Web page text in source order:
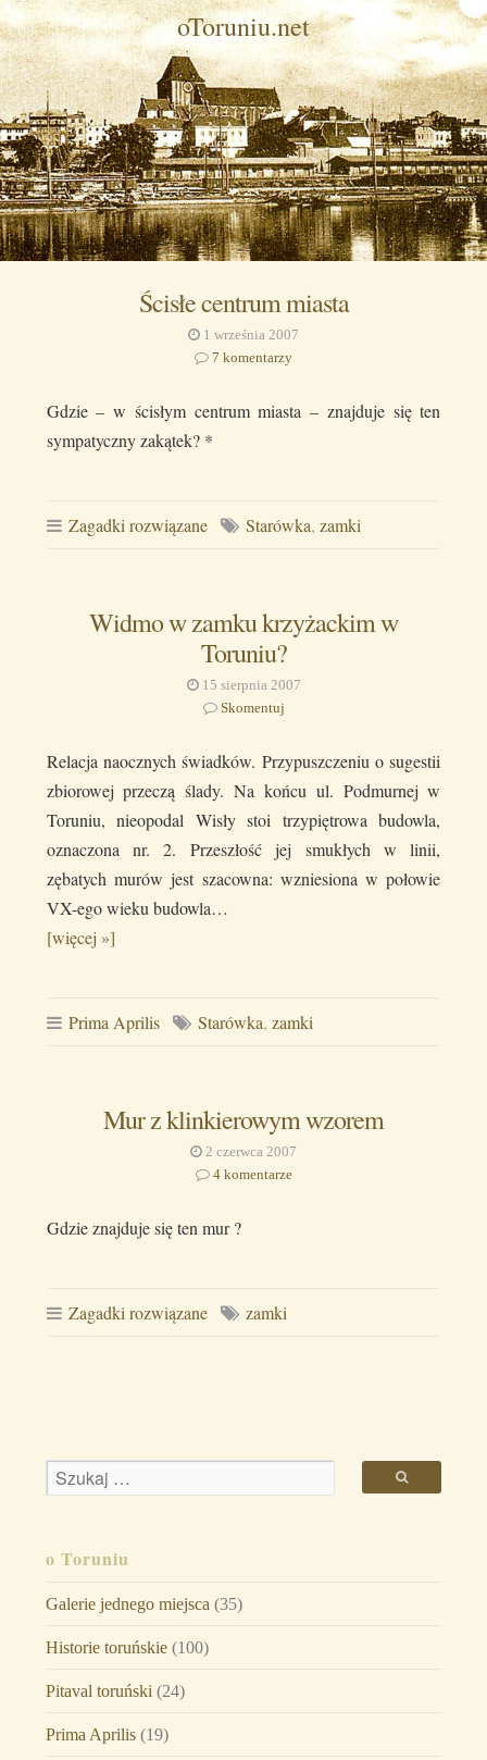
oToruniu.net
Ścisłe centrum miasta
1 września 2007
7 komentarzy
Gdzie – w ścisłym centrum miasta – znajduje się ten
sympatyczny zakątek? *
Zagadki rozwiązane Starówka, zamki
Widmo w zamku krzyżackim w
Toruniu?
15 sierpnia 2007
Skomentuj
Relacja naocznych świadków. Przypuszczeniu o sugestii
zbiorowej przeczą ślady. Na końcu ul. Podmurnej w
Toruniu, nieopodal Wisły stoi trzypiętrowa budowla,
oznaczona nr. 2. Przeszłość jej smukłych w linii,
zębatych murów jest szacowna: wzniesiona w połowie
VX-ego wieku budowla…
[więcej »]
Prima Aprilis Starówka, zamki
Mur z klinkierowym wzorem
2 czerwca 2007
4 komentarze
Gdzie znajduje się ten mur ?
Zagadki rozwiązane zamki
o Toruniu
Galerie jednego miejsca (35)
Historie toruńskie(100)
Pitaval toruński (24)
Prima Aprilis(19)